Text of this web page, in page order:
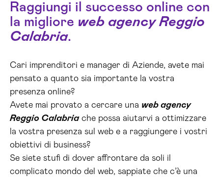
Raggiungi il successo online con
la migliore web agency Reggio
Calabria.
Cari imprenditori e manager di Aziende, avete mai
pensato a quanto sia importante la vostra
presenza online?
Avete mai provato a cercare una web agency
Reggio Calabriache possa aiutarvi a ottimizzare
la vostra presenza sul web e a raggiungere i vostri
obiettivi di business?
Se siete stufi di dover affrontare da soli il
complicato mondo del web, sappiate che c’è una